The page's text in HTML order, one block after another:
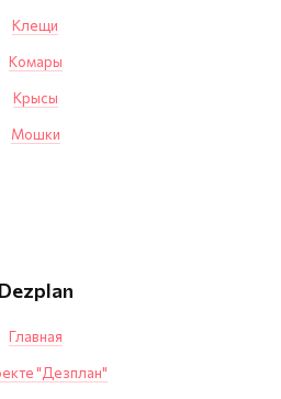
Dezplan
Главная
"Дезплан"
Клещи
Комары
Крысы
Мошки